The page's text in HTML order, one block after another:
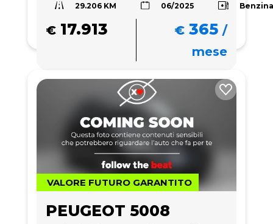
29.206 KM 06/2025
€ 17.913 € 365 /
mese
VALORE FUTURO GARANTITO
PEUGEOT 5008